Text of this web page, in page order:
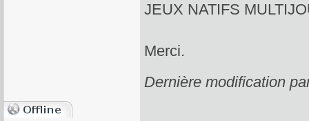
JEUX NATIFS
Merci.
Dernière modification